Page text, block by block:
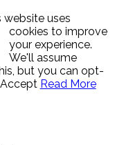
website uses
cookies to improve
your experience.
We'll assume
but you can opt-
Accept Read More